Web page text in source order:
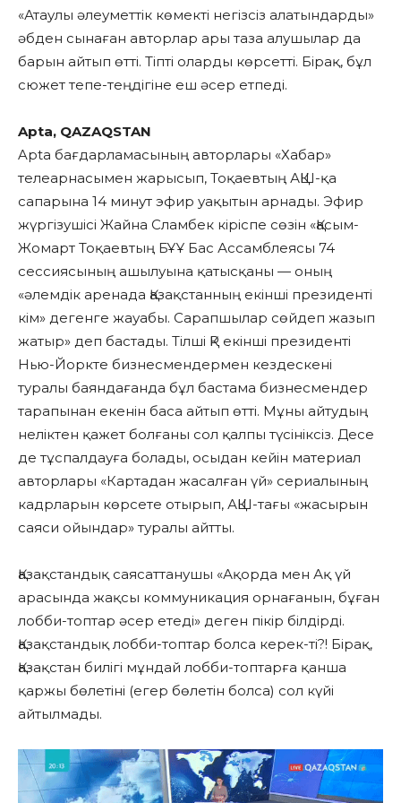
«Атаулы әлеуметтік көмекті негізсіз алатындарды»
әбден сынаған авторлар ары таза алушылар да
барын айтып өтті. Тіпті оларды көрсетті. Бірақ, бұл
сюжет тепе-теңдігіне еш әсер етпеді.
Apta, QAZAQSTAN
Apta бағдарламасының авторлары «Хабар»
телеарнасымен жарысып, Тоқаевтың АҚШ-қа
сапарына 14 минут эфир уақытын арнады. Эфир
жүргізушісі Жайна Сламбек кіріспе сөзін «Қасым-
Жомарт Тоқаевтың БҰҰ Бас Ассамблеясы 74
сессиясының ашылуына қатысқаны — оның
«әлемдік аренада Қазақстанның екінші президенті
кім» дегенге жауабы. Сарапшылар сөйдеп жазып
жатыр» деп бастады. Тілші ҚР екінші президенті
Нью-Йоркте бизнесмендермен кездескені
туралы баяндағанда бұл бастама бизнесмендер
тарапынан екенін баса айтып өтті. Мұны айтудың
неліктен қажет болғаны сол қалпы түсініксіз. Десе
де тұспалдауға болады, осыдан кейін материал
авторлары «Картадан жасалған үй» сериалының
кадрларын көрсете отырып, АҚШ-тағы «жасырын
саяси ойындар» туралы айтты.
Қазақстандық саясаттанушы «Ақорда мен Ақ үй
арасында жақсы коммуникация орнағанын, бұған
лобби-топтар әсер етеді» деген пікір білдірді.
Қазақстандық лобби-топтар болса керек-ті?! Бірақ,
Қазақстан билігі мұндай лобби-топтарға қанша
қаржы бөлетіні (егер бөлетін болса) сол күйі
айтылмады.